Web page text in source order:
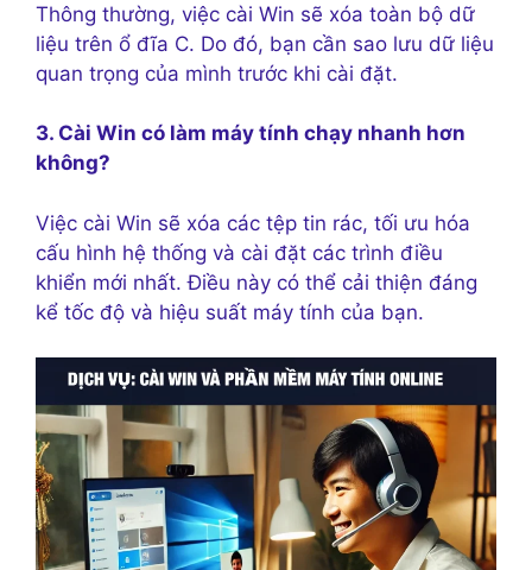
Thông thường, việc cài Win sẽ xóa toàn bộ dữ
liệu trên ổ đĩa C. Do đó, bạn cần sao lưu dữ liệu
quan trọng của mình trước khi cài đặt.
3. Cài Win có làm máy tính chạy nhanh hơn
không?
Việc cài Win sẽ xóa các tệp tin rác, tối ưu hóa
cấu hình hệ thống và cài đặt các trình điều
khiển mới nhất. Điều này có thể cải thiện đáng
kể tốc độ và hiệu suất máy tính của bạn.